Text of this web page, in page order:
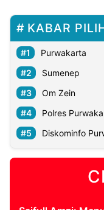
KABAR
Purwakarta
Sumenep
Om Zein
Polres
Diskominfo